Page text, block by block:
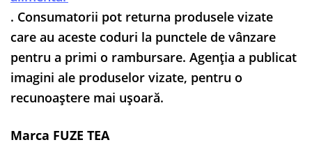
. Consumatorii pot returna produsele vizate
care au aceste coduri la punctele de vânzare
pentru a primi o rambursare. Agenția a publicat
imagini ale produselor vizate, pentru o
recunoaștere mai ușoară.
Marca FUZE TEA